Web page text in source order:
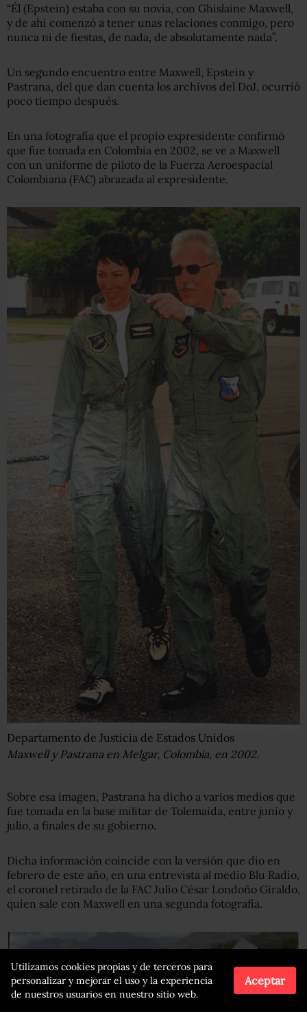
“Él (Epstein) estaba con su novia, con Ghislaine Maxwell,
y de ahí comenzó a tener unas relaciones conmigo, pero
nunca ni de fiestas, de nada, de absolutamente nada”.
Un segundo encuentro entre Maxwell, Epstein y
Pastrana, del que dan cuenta los archivos del DoJ, ocurrió
poco tiempo después.
En una fotografía que el propio expresidente confirmó
que fue tomada en Colombia en 2002, se ve a Maxwell
con un uniforme de piloto de la Fuerza Aeroespacial
Colombiana (FAC) abrazada al expresidente.
Departamento de Justicia de Estados Unidos
Maxwell y Pastrana en Melgar, Colombia, en 2002.
Sobre esa imagen, Pastrana ha dicho a varios medios que
fue tomada en la base militar de Tolemaida, entre junio y
julio, a finales de su gobierno.
Dicha información coincide con la versión que dio en
febrero de este año, en una entrevista al medio Blu Radio,
el coronel retirado de la FAC Julio César Londoño Giraldo,
quien sale con Maxwell en una segunda fotografía.
Utilizamos cookies propias y de terceros para
personalizar y mejorar el uso y la experiencia
de nuestros usuarios en nuestro sitio web.
Aceptar